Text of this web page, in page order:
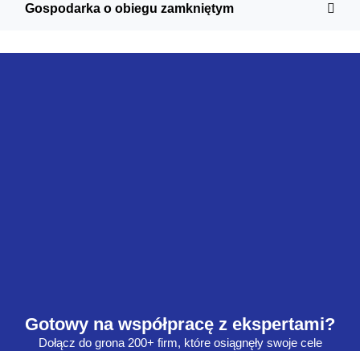
Gospodarka o obiegu zamkniętym
Gotowy na współpracę z ekspertami?
Dołącz do grona 200+ firm, które osiągnęły swoje cele